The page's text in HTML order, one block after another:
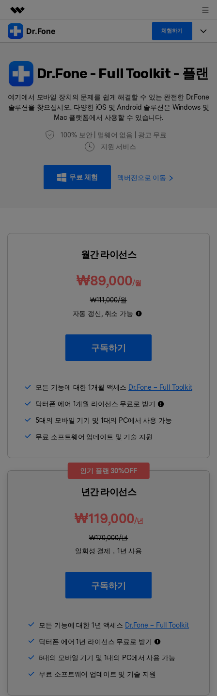
주요 제품
유틸리티
개요
솔루션
회사 소개
Dr.Fone 체험하기
특징
Dr.Fone Basic
프로그램
데스크탑
탐색 및 발견
사용 방법은 무엇입니까?
고객 지원 센터
공식 설치 파일 및 최신 버전 업데이
트를 제공합니다.
3,000개 이상의 사용 가이드, 전문
iOS26 다운그레이드
Dr.Fone - Full Toolkit - 플랜
여기에서 모바일 장치의 문제를 쉽게 해결할 수 있는 완전한 Dr.Fone
솔루션을 찾으십시오. 다양한 iOS 및 Android 솔루션은 Windows 및
Mac 플랫폼에서 사용할 수 있습니다.
100% 보안 | 멀웨어 없음 | 광고 무료
지원 서비스
무료 체험 맥버전으로 이동
월간 라이선스
₩89,000/월
₩111,000/월
자동 갱신, 취소 가능
구독하기
모든 기능에 대한 1개월 액세스 Dr.Fone – Full Toolkit
닥터폰 에어 1개월 라이선스 무료로 받기
5대의 모바일 기기 및 1대의 PC에서 사용 가능
무료 소프트웨어 업데이트 및 기술 지원
인기 플랜 30%OFF
년간 라이선스
₩119,000/년
₩170,000/년
일회성 결제，1년 사용
구독하기
모든 기능에 대한 1년 액세스 Dr.Fone – Full Toolkit
닥터폰 에어 1년 라이선스 무료로 받기
5대의 모바일 기기 및 1대의 PC에서 사용 가능
무료 소프트웨어 업데이트 및 기술 지원